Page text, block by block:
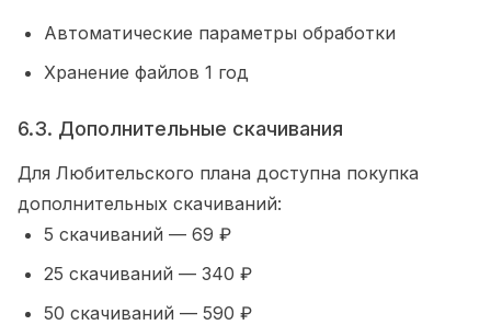
Автоматические параметры обработки
Хранение файлов 1 год
6.3. Дополнительные скачивания
Для Любительского плана доступна покупка
дополнительных скачиваний:
5 скачиваний — 69 ₽
25 скачиваний — 340 ₽
50 скачиваний — 590 ₽